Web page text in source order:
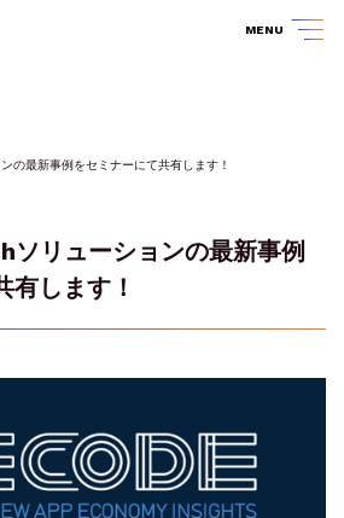
MENU
の最新事例をセミナーにて共有します！
リューションの最新事例
有します！